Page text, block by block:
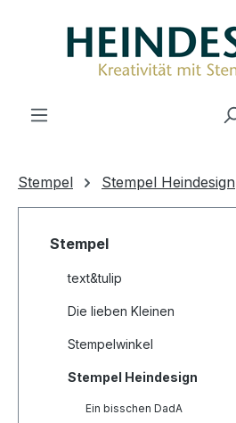
Stempel Stempel Heindesign
Stempel
text&tulip
Die lieben Kleinen
Stempelwinkel
Stempel Heindesign
Ein bisschen DadA